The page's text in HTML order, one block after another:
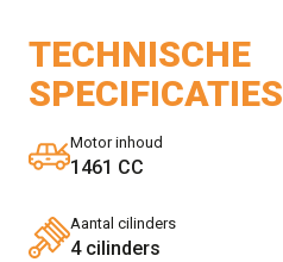
TECHNISCHE
SPECIFICATIES
Motor inhoud
1461 CC
Aantal cilinders
4 cilinders